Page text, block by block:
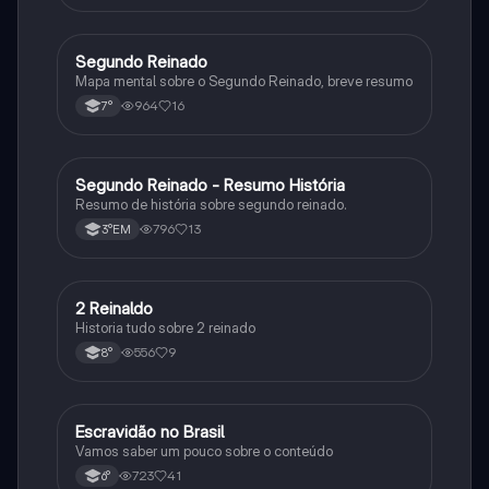
História
Segundo Reinado
Mapa mental sobre o Segundo Reinado, breve resumo
7° 964 16
História
Segundo Reinado - Resumo História
Resumo de história sobre segundo reinado.
3°EM 796 13
História
2 Reinaldo
Historia tudo sobre 2 reinado
8° 556 9
História
Escravidão no Brasil
Vamos saber um pouco sobre o conteúdo
6° 723 41